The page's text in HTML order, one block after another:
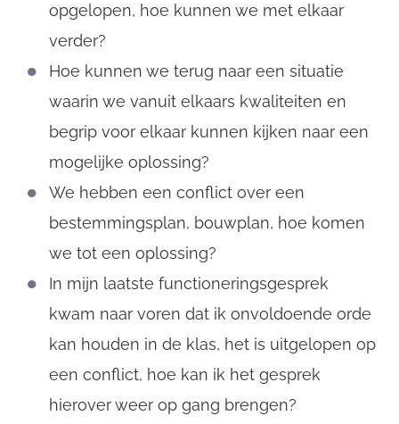
opgelopen, hoe kunnen we met elkaar
verder?
Hoe kunnen we terug naar een situatie
waarin we vanuit elkaars kwaliteiten en
begrip voor elkaar kunnen kijken naar een
mogelijke oplossing?
We hebben een conflict over een
bestemmingsplan, bouwplan, hoe komen
we tot een oplossing?
In mijn laatste functioneringsgesprek
kwam naar voren dat ik onvoldoende orde
kan houden in de klas, het is uitgelopen op
een conflict, hoe kan ik het gesprek
hierover weer op gang brengen?